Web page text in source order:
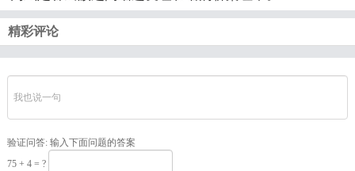
精彩评论
验证问答: 输入下面问题的答案
75 + 4 = ?